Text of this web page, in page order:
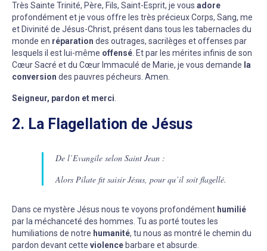
Très Sainte Trinité, Père, Fils, Saint-Esprit, je vous adore
profondément et je vous offre les très précieux Corps, Sang, me
et Divinité de Jésus-Christ, présent dans tous les tabernacles du
monde en réparation des outrages, sacrilèges et offenses par
lesquels il est lui-même offensé. Et par les mérites infinis de son
Cœur Sacré et du Cœur Immaculé de Marie, je vous demande la
conversion des pauvres pécheurs. Amen.
Seigneur, pardon et merci.
2. La Flagellation de Jésus
De l’Evangile selon Saint Jean :
Alors Pilate fit saisir Jésus, pour qu’il soit flagellé.
Dans ce mystère Jésus nous te voyons profondément humilié
par la méchanceté des hommes. Tu as porté toutes les
humiliations de notre humanité, tu nous as montré le chemin du
pardon devant cette violence barbare et absurde.